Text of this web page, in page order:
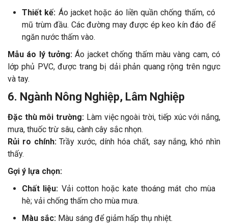
Thiết kế: Áo jacket hoặc áo liền quần chống thấm, có
mũ trùm đầu. Các đường may được ép keo kín đáo để
ngăn nước thấm vào.
Mẫu áo lý tưởng: Áo jacket chống thấm màu vàng cam, có
lớp phủ PVC, được trang bị dải phản quang rộng trên ngực
và tay.
6. Ngành Nông Nghiệp, Lâm Nghiệp
Đặc thù môi trường: Làm việc ngoài trời, tiếp xúc với nắng,
mưa, thuốc trừ sâu, cành cây sắc nhọn.
Rủi ro chính:Trầy xước, dính hóa chất, say nắng, khó nhìn
thấy.
Gợi ý lựa chọn:
Chất liệu: Vải cotton hoặc kate thoáng mát cho mùa
hè; vải chống thấm cho mùa mưa.
Màu sắc: Màu sáng để giảm hấp thụ nhiệt.